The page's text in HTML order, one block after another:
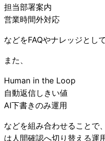
担当部署案内
営業時間外対応
などをFAQやナレッジとし
また、
Human in the Loop
自動返信しきい値
AI下書きのみ運用
などを組み合わせることで
は人間確認へ切り替える運